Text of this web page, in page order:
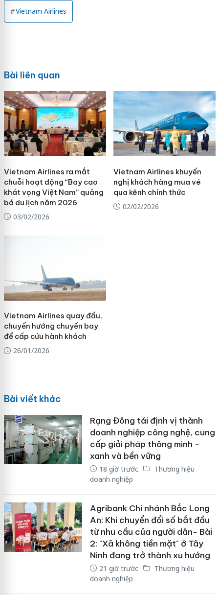
Vietnam Airlines
Bài liên quan
Vietnam Airlines ra mắt
chuỗi hoạt động “Bay cao
khát vọng Việt Nam” quảng
bá du lịch năm 2026
03/02/2026
Vietnam Airlines khuyến
nghị khách hàng mua vé
qua kênh chính thức
02/02/2026
Vietnam Airlines quay đầu,
chuyển hướng chuyến bay
để cấp cứu hành khách
26/01/2026
Bài viết khác
Rạng Đông tái định vị thành
doanh nghiệp công nghệ, cung
cấp giải pháp thông minh -
xanh và bền vững
18 giờ trước
Thương hiệu
doanh nghiệp
Agribank Chi nhánh Bắc Long
An: Khi chuyển đổi số bắt đầu
từ nhu cầu của người dân- Bài
2: "Xã không tiền mặt" ở Tây
Ninh đang trở thành xu hướng
21 giờ trước
Thương hiệu
doanh nghiệp